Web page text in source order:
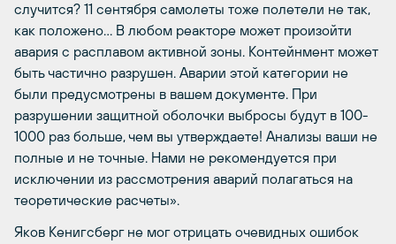
случится? 11 сентября самолеты тоже полетели не так,
как положено… В любом реакторе может произойти
авария с расплавом активной зоны. Контейнмент может
быть частично разрушен. Аварии этой категории не
были предусмотрены в вашем документе. При
разрушении защитной оболочки выбросы будут в 100-
1000 раз больше, чем вы утверждаете! Анализы ваши не
полные и не точные. Нами не рекомендуется при
исключении из рассмотрения аварий полагаться на
теоретические расчеты».
Яков Кенигсберг не мог отрицать очевидных ошибок